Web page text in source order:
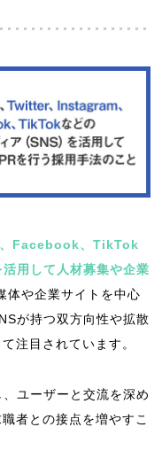
Facebook、TikTok
用して人材募集や企業
体や企業サイトを中心
が持つ双方向性や拡散
注目されています。
ユーザーと交流を深め
者との接点を増やすこ